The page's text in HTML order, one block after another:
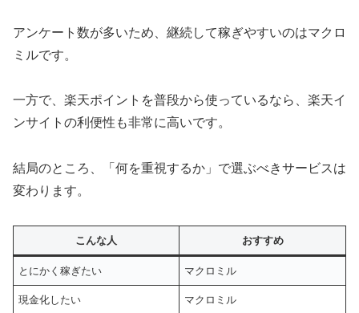
アンケート数が多いため、継続して稼ぎやすいのはマクロ
ミルです。
一方で、楽天ポイントを普段から使っているなら、楽天イ
ンサイトの利便性も非常に高いです。
結局のところ、「何を重視するか」で選ぶべきサービスは
変わります。
こんな人 おすすめ
とにかく稼ぎたい マクロミル
現金化したい マクロミル